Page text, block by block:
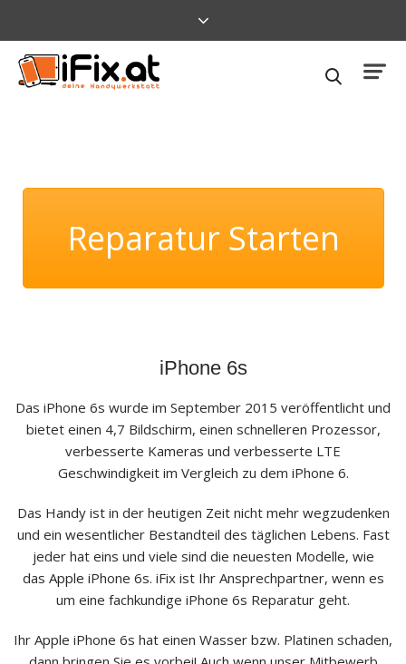
Reparatur Starten
iPhone 6s
Das iPhone 6s wurde im September 2015 veröffentlicht und
bietet einen 4,7 Bildschirm, einen schnelleren Prozessor,
verbesserte Kameras und verbesserte LTE
Geschwindigkeit im Vergleich zu dem iPhone 6.
Das Handy ist in der heutigen Zeit nicht mehr wegzudenken
und ein wesentlicher Bestandteil des täglichen Lebens. Fast
jeder hat eins und viele sind die neuesten Modelle, wie
das Apple iPhone 6s. iFix ist Ihr Ansprechpartner, wenn es
um eine fachkundige iPhone 6s Reparatur geht.
Ihr Apple iPhone 6s hat einen Wasser bzw. Platinen schaden,